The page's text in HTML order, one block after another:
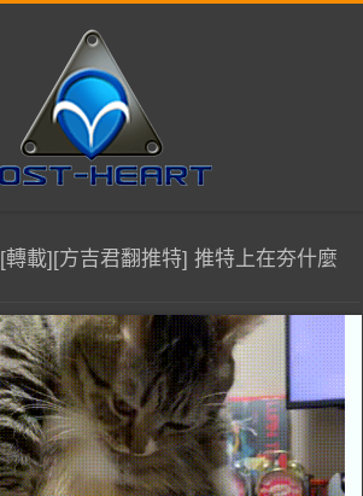
[轉載][方吉君翻推特] 推特上在夯什麼